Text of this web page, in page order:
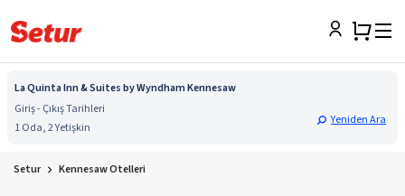
La Quinta Inn & Suites by Wyndham Kennesaw
Giriş - Çıkış Tarihleri
1 Oda, 2 Yetişkin
Yeniden Ara
Setur Kennesaw Otelleri